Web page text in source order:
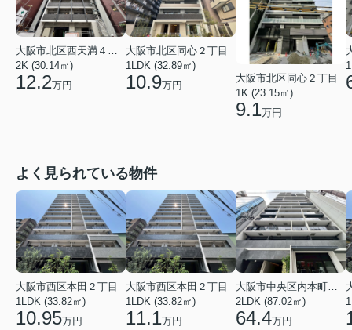
大阪市北区西天満４丁目
2K (30.14㎡)
12.2万円
大阪市北区同心２丁目
1LDK (32.89㎡)
10.9万円
大阪市北区同心２丁目
1K (23.15㎡)
9.1万円
よく見られている物件
大阪市西区本田２丁目
1LDK (33.82㎡)
10.95万円
大阪市西区本田２丁目
1LDK (33.82㎡)
11.1万円
大阪市中央区内本町１丁目
2LDK (87.02㎡)
64.4万円